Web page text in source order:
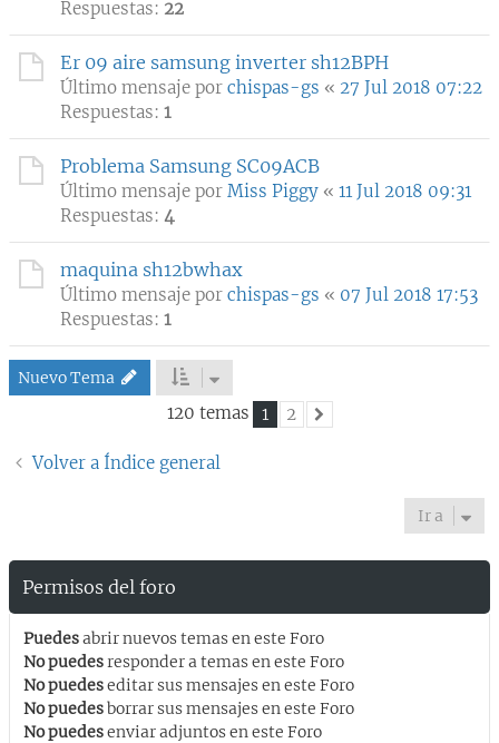
Respuestas: 22
Er 09 aire samsung inverter sh12BPH
Último mensaje por chispas-gs « 27 Jul 2018 07:22
Respuestas: 1
Problema Samsung SC09ACB
Último mensaje por Miss Piggy « 11 Jul 2018 09:31
Respuestas: 4
maquina sh12bwhax
Último mensaje por chispas-gs « 07 Jul 2018 17:53
Respuestas: 1
Nuevo Tema
120 temas 1
2
Siguiente
Volver a Índice general
Ir a
Permisos del foro
Puedesabrir nuevos temas en este Foro
No puedesresponder a temas en este Foro
No puedeseditar sus mensajes en este Foro
No puedesborrar sus mensajes en este Foro
No puedesenviar adjuntos en este Foro